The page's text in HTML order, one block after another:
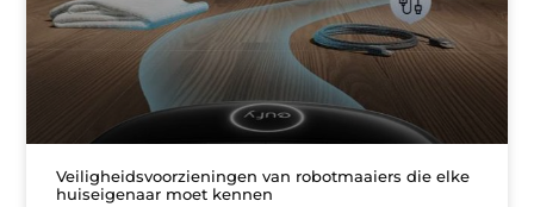
Veiligheidsvoorzieningen van robotmaaiers die elke
huiseigenaar moet kennen